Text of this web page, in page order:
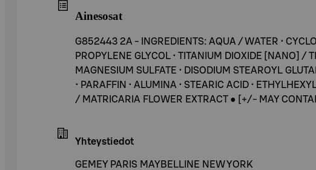
Ainesosat
G852443 2A - INGREDIENTS: AQUA / WATER •
PROPYLENE GLYCOL • TITANIUM DIOXIDE [NANO] /
MAGNESIUM SULFATE • DISODIUM STEAROYL
• PARAFFIN • ALUMINA • STEARIC ACID •
/ MATRICARIA FLOWER EXTRACT ● [+/- MAY
Yhteystiedot
GEMEY PARIS MAYBELLINE NEW YORK